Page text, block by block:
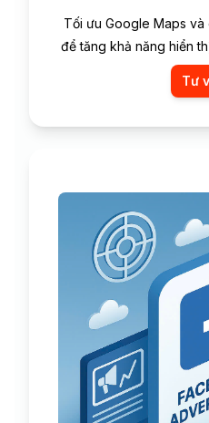
Tối ưu Google Maps
để tăng khả năng hiển
Tư